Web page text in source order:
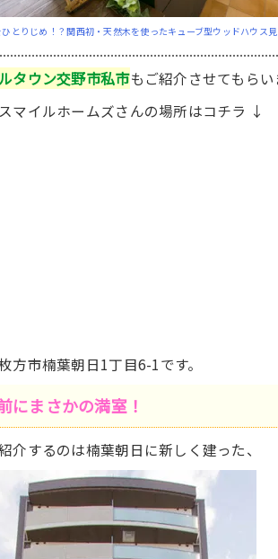
とりじめ！？関西初・天然木を使ったキューブ型ウッドハウス
タウン交野市私市もご紹介させてもらい
マイルホームズさんの場所はコチラ ↓
方市楠葉朝日1丁目6-1です。
にまさかの満室！
介するのは楠葉朝日に新しく建った、